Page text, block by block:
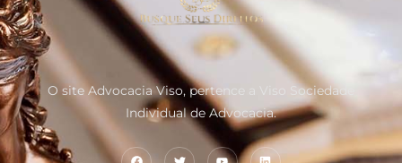
O site Advocacia Viso, pertence a Viso Sociedade
Individual de Advocacia.